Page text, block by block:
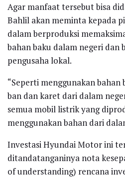
Agar manfaat tersebut bisa
Bahlil akan meminta kepada
dalam berproduksi
bahan baku dalam negeri dan
pengusaha lokal.
“Seperti menggunakan
ban dan karet dari dalam
semua mobil listrik yang
menggunakan bahan dari
Investasi Hyundai Motor ini
ditandatanganinya nota
of understanding) rencana